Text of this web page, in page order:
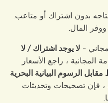
بدون اشتراك أو متاعب.
المال.
- لا يوجد اشتراك / لا
المجانية ، راجع الأسعار
الرسوم البيانية البحرية
، فإن تصحيحات وتحديثات